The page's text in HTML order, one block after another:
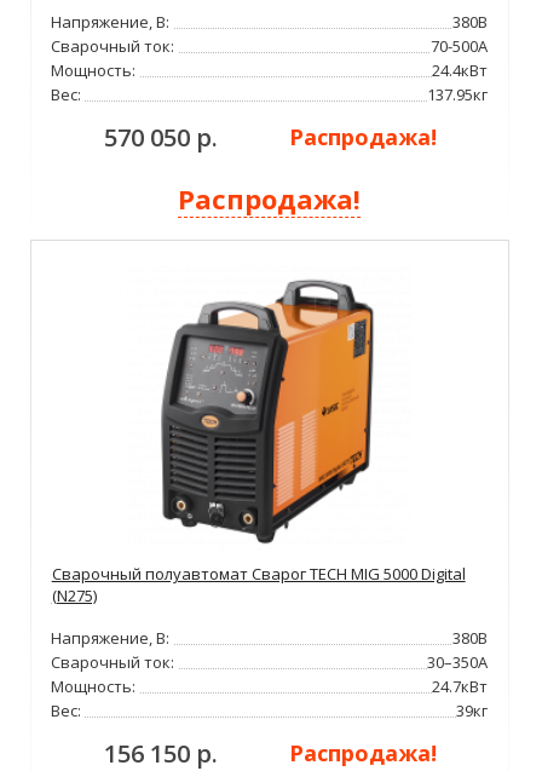
Напряжение, В:
380В
Сварочный ток:
70-500А
Мощность:
24.4кВт
Вес:
137.95кг
570 050 р. Распродажа!
Распродажа!
Сварочный полуавтомат Сварог TECH MIG 5000 Digital
(N275)
Напряжение, В:
380В
Сварочный ток:
30–350А
Мощность:
24.7кВт
Вес:
39кг
156 150 р. Распродажа!